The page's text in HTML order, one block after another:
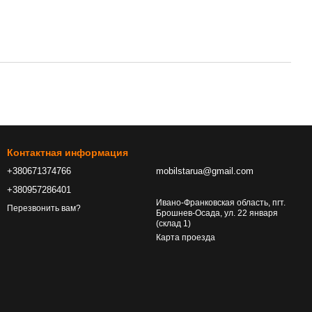
Контактная информация
+380671374766
+380957286401
Перезвонить вам?
mobilstarua@gmail.com
Ивано-Франковская область, пгт.
Брошнев-Осада, ул. 22 января
(склад 1)
Карта проезда